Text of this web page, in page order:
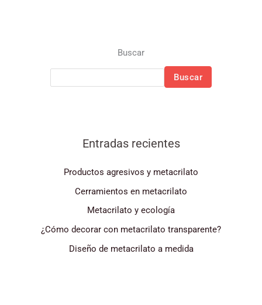
Buscar
Buscar
Entradas recientes
Productos agresivos y metacrilato
Cerramientos en metacrilato
Metacrilato y ecología
¿Cómo decorar con metacrilato transparente?
Diseño de metacrilato a medida